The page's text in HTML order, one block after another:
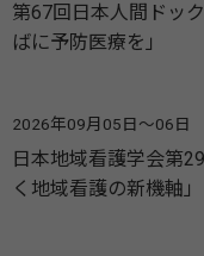
第67回日本人間ドッ
ばに予防医療を」
2026年09月05日～06日
日本地域看護学会第
く地域看護の新機軸」